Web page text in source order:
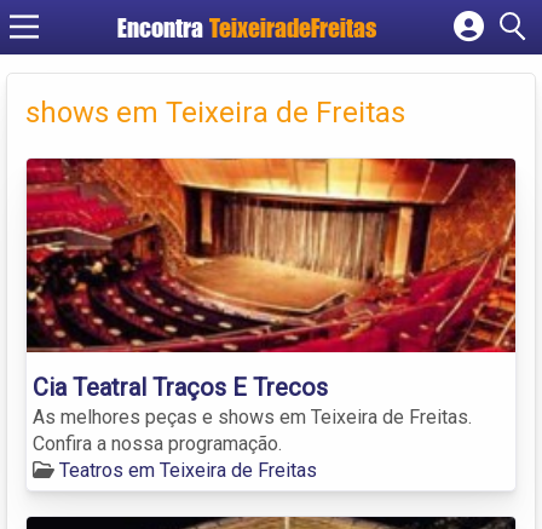
Encontra TeixeiradeFreitas
Cadastrar empresa
Criar conta
shows em Teixeira de Freitas
Cia Teatral Traços E Trecos
As melhores peças e shows em Teixeira de Freitas.
Confira a nossa programação.
Teatros em Teixeira de Freitas